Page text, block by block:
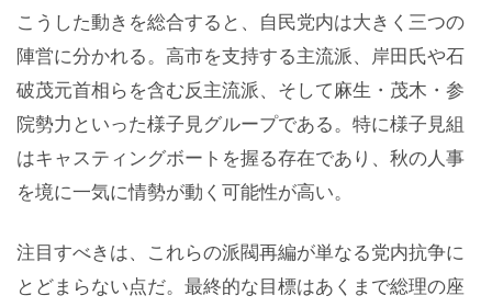
こうした動きを総合すると、自民党内は大きく三つの
陣営に分かれる。高市を支持する主流派、岸田氏や石
破茂元首相らを含む反主流派、そして麻生・茂木・参
院勢力といった様子見グループである。特に様子見組
はキャスティングボートを握る存在であり、秋の人事
を境に一気に情勢が動く可能性が高い。
注目すべきは、これらの派閥再編が単なる党内抗争に
とどまらない点だ。最終的な目標はあくまで総理の座